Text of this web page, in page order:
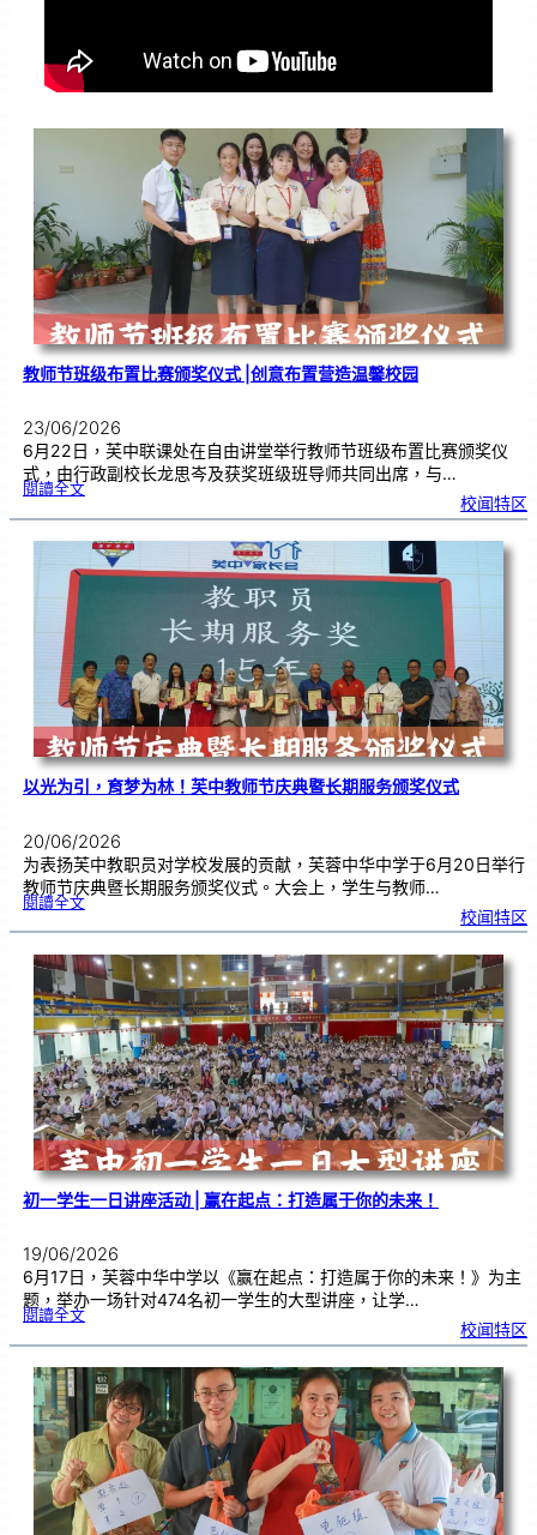
教师节班级布置比赛颁奖仪式 |创意布置营造温馨校园
23/06/2026
6月22日，芙中联课处在自由讲堂举行教师节班级布置比赛颁奖仪
式，由行政副校长龙思岑及获奖班级班导师共同出席，与…
閱讀全文:教
班
布
置
比
颁
奖
温
馨
校
园
校闻特区
以光为引，育梦为林！芙中教师节庆典暨长期服务颁奖仪式
20/06/2026
为表扬芙中教职员对学校发展的贡献，芙蓉中华中学于6月20日举行
教师节庆典暨长期服务颁奖仪式。大会上，学生与教师…
閱讀全文:以
引
育
梦
为
林
芙
中
教
师
节
庆
典
暨
长
期
服
务
颁
奖
仪
式
校闻特区
初一学生一日讲座活动 | 赢在起点：打造属于你的未来！
19/06/2026
6月17日，芙蓉中华中学以《赢在起点：打造属于你的未来！》为主
题，举办一场针对474名初一学生的大型讲座，让学…
閱讀全文:初
生
日
讲
座
活
动
赢
在
起
点
：
打
造
属
于
你
的
未
来
！
校闻特区